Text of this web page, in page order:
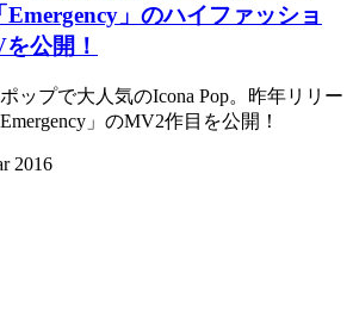
Emergency」のハイファッショ
公開！
ップで大人気のIcona Pop。昨年リリー
」のMV2作目を公開！
2016